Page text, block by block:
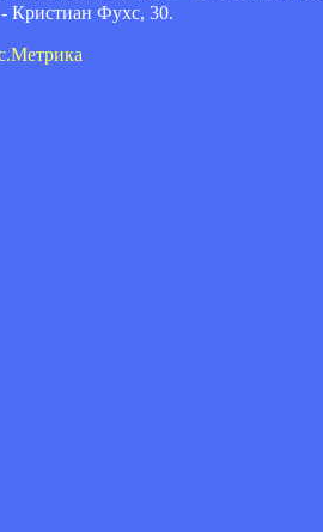
- Кристиан Фухс, 30.